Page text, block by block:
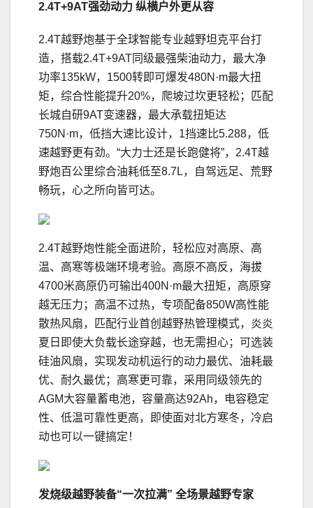
2.4T+9AT强劲动力 纵横户外更从容
2.4T越野炮基于全球智能专业越野坦克平台打
造，搭载2.4T+9AT同级最强柴油动力，最大净
功率135kW，1500转即可爆发480N·m最大扭
矩，综合性能提升20%，爬坡过坎更轻松；匹配
长城自研9AT变速器，最大承载扭矩达
750N·m，低挡大速比设计，1挡速比5.288，低
速越野更有劲。“大力士还是长跑健将”，2.4T越
野炮百公里综合油耗低至8.7L，自驾远足、荒野
畅玩，心之所向皆可达。
2.4T越野炮性能全面进阶，轻松应对高原、高
温、高寒等极端环境考验。高原不高反，海拔
4700米高原仍可输出400N·m最大扭矩，高原穿
越无压力；高温不过热，专项配备850W高性能
散热风扇，匹配行业首创越野热管理模式，炎炎
夏日即使大负载长途穿越，也无需担心；可选装
硅油风扇，实现发动机运行的动力最优、油耗最
优、耐久最优；高寒更可靠，采用同级领先的
AGM大容量蓄电池，容量高达92Ah，电容稳定
性、低温可靠性更高，即使面对北方寒冬，冷启
动也可以一键搞定！
发烧级越野装备“一次拉满” 全场景越野专家